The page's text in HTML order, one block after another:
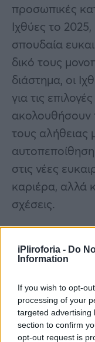
iPliroforia - Do
Information
If you wish to opt-
processing of your
targeted advertising
section to confirm
opt-out request is
προσωπικές
Ιχθύες το
σπουδαία
δικό τους
διάστημα, οι
για τις
ακολουθήσουν
τους αλήθειας
στις νέες
καριέρα, αλλά
σχέσεις.